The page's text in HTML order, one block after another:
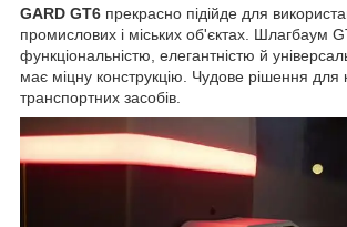
GARD GT6 прекрасно підійде для
промислових і міських об'єктах. Шлагбаум
функціональністю, елегантністю й
має міцну конструкцію. Чудове рішення для
транспортних засобів.